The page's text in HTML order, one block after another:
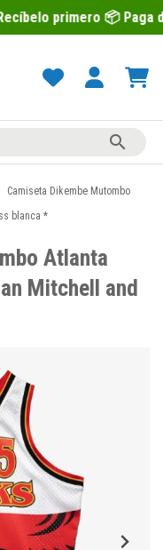
📦 Paga después con

Camiseta Dikembe Mutombo
blanca *
Atlanta
Mitchell and